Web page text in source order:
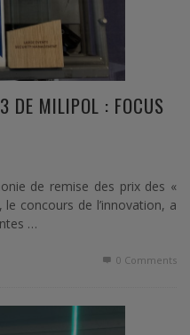
DE MILIPOL : FOCUS
de remise des prix des «
concours de l’innovation, a
…
0 Comments